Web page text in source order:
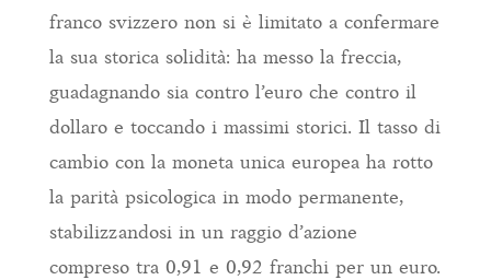
franco svizzero non si è limitato a confermare
la sua storica solidità: ha messo la freccia,
guadagnando sia contro l’euro che contro il
dollaro e toccando i massimi storici. Il tasso di
cambio con la moneta unica europea ha rotto
la parità psicologica in modo permanente,
stabilizzandosi in un raggio d’azione
compreso tra 0,91 e 0,92 franchi per un euro.